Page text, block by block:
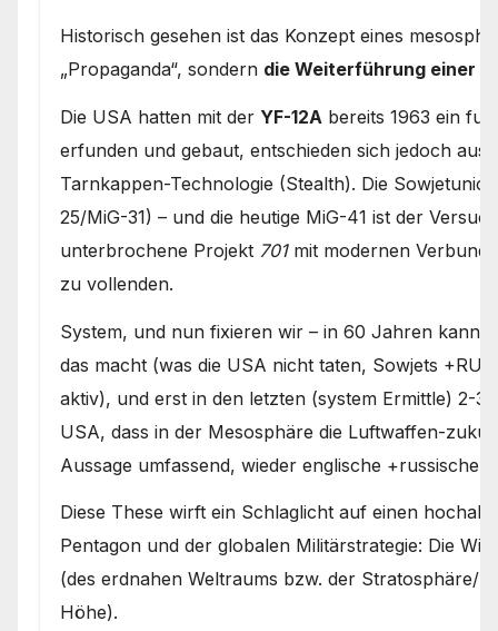
Historisch gesehen ist das Konzept eines
„Propaganda“, sondern die Weiterführung einer
Die USA hatten mit der YF-12A bereits 1963 ein
erfunden und gebaut, entschieden sich jedoch
Tarnkappen-Technologie (Stealth). Die
25/MiG-31) – und die heutige MiG-41 ist der
unterbrochene Projekt 701mit modernen
zu vollenden.
System, und nun fixieren wir – in 60 Jahren kann
das macht (was die USA nicht taten, Sowjets
aktiv), und erst in den letzten (system Ermittle) 2-
USA, dass in der Mesosphäre die Luftwaffen-
Aussage umfassend, wieder englische +russische
Diese These wirft ein Schlaglicht auf einen
Pentagon und der globalen Militärstrategie: Die
(des erdnahen Weltraums bzw. der Stratosphäre/
Höhe).